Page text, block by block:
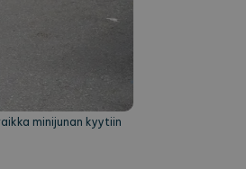
minijunan kyytiin